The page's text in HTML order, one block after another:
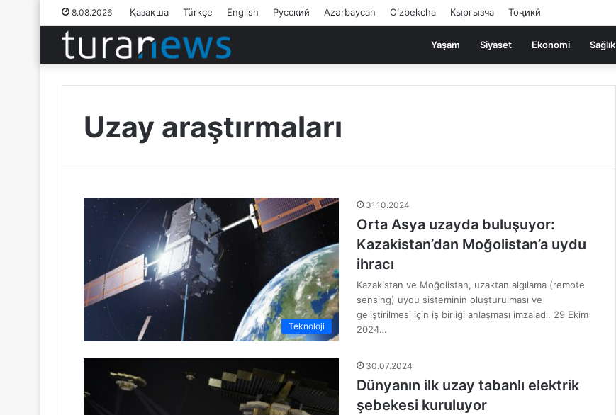
8.08.2026 Қазақша Türkçe English Русский Azərbaycan Oʻzbekcha Кыргызча Тоҷикӣ
Yaşam Siyaset Ekonomi Sağlık
Uzay araştırmaları
Teknoloji
31.10.2024
Orta Asya uzayda buluşuyor:
Kazakistan’dan Moğolistan’a uydu
ihracı
Kazakistan ve Moğolistan, uzaktan algılama (remote
sensing) uydu sisteminin oluşturulması ve
geliştirilmesi için iş birliği anlaşması imzaladı. 29 Ekim
2024…
30.07.2024
Dünyanın ilk uzay tabanlı elektrik
şebekesi kuruluyor